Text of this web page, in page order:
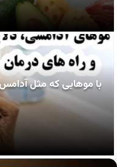
با موهایی که مثل